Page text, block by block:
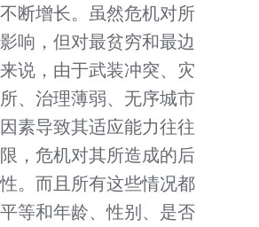
断增长。虽然危机对所
响，但对最贫穷和最边
说，由于武装冲突、灾
、治理薄弱、无序城市
素导致其适应能力往往
，危机对其所造成的后
。而且所有这些情况都
等和年龄、性别、是否